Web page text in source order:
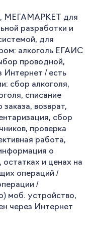
МЕГАМАРКЕТ для
разработки и
для
алкоголь ЕГАИС
проводной,
Интернет / есть
сбор алкоголя,
списание
возврат,
сбор
проверка
работа,
о
остатках и ценах на
операций /
/
моб. устройство,
через Интернет